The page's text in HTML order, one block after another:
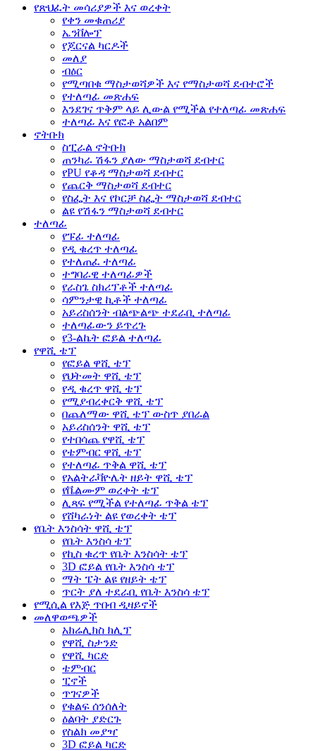
የጽህፈት መሳሪያዎች እና ወረቀት
የቀን መቁጠሪያ
ኤንቨሎፕ
የጆርናል ካርዶች
መለያ
ብዕር
የሚጣበቁ ማስታወሻዎች እና የማስታወሻ ደብተሮች
የተለጣፊ መጽሐፍ
እንደገና ጥቅም ላይ ሊውል የሚችል የተለጣፊ መጽሐፍ
ተለጣፊ እና የፎቶ አልበም
ኖትቡክ
ስፒራል ኖትቡክ
ጠንካራ ሽፋን ያለው ማስታወሻ ደብተር
የPU የቆዳ ማስታወሻ ደብተር
የጨርቅ ማስታወሻ ደብተር
የስፌት እና የኮርቻ ስፌት ማስታወሻ ደብተር
ልዩ የሽፋን ማስታወሻ ደብተር
ተለጣፊ
የፑፊ ተለጣፊ
የዲ ቁረጥ ተለጣፊ
የተለጠፈ ተለጣፊ
ተግባራዊ ተለጣፊዎች
የራስጌ ስክሪፕቶች ተለጣፊ
ሳምንታዊ ኪቶች ተለጣፊ
አይሪስሰንት ብልጭልጭ ተደራቢ ተለጣፊ
ተለጣፊውን ይጥረጉ
የ3-ልኬት ፎይል ተለጣፊ
የዋሺ ቴፕ
የፎይል ዋሺ ቴፕ
የህትመት ዋሺ ቴፕ
የዲ ቁረጥ ዋሺ ቴፕ
የሚያብረቀርቅ ዋሺ ቴፕ
በጨለማው ዋሺ ቴፕ ውስጥ ያበራል
አይሪስሰንት ዋሺ ቴፕ
የተበሳጨ የዋሺ ቴፕ
የቴምብር ዋሺ ቴፕ
የተለጣፊ ጥቅል ዋሺ ቴፕ
የአልትራቫዮሌት ዘይት ዋሺ ቴፕ
የቬልሙም ወረቀት ቴፕ
ሊጻፍ የሚችል የተለጣፊ ጥቅል ቴፕ
የሸካራነት ልዩ የወረቀት ቴፕ
የቤት እንስሳት ዋሺ ቴፕ
የቤት እንስሳ ቴፕ
የኪስ ቁረጥ የቤት እንስሳት ቴፕ
3D ፎይል የቤት እንስሳ ቴፕ
ማት ፔት ልዩ የዘይት ቴፕ
ጥርት ያለ ተደራቢ የቤት እንስሳ ቴፕ
የሚሲል የእጅ ጥበብ ዲዛይኖች
መለዋወጫዎች
አክሬሊክስ ክሊፕ
የዋሺ ስታንድ
የዋሺ ካርድ
ቴምብር
ፒኖች
ጥገናዎች
የቁልፍ ሰንሰለት
ዕልባት ያድርጉ
የስልክ መያዣ
3D ፎይል ካርድ